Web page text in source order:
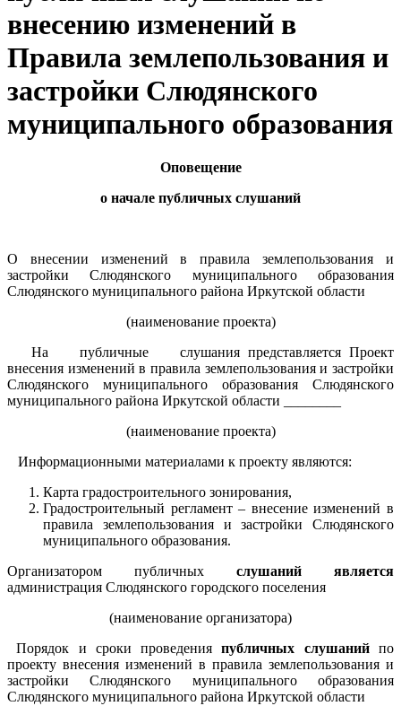
внесению изменений в
Правила землепользования и
застройки Слюдянского
муниципального образования
Оповещение
о начале публичных слушаний
О внесении изменений в правила землепользования и
застройки Слюдянского муниципального образования
Слюдянского муниципального района Иркутской области
(наименование проекта)
На публичные слушания представляется Проект
внесения изменений в правила землепользования и застройки
Слюдянского муниципального образования Слюдянского
муниципального района Иркутской области ________
(наименование проекта)
Информационными материалами к проекту являются:
Карта градостроительного зонирования,
Градостроительный регламент – внесение изменений в
правила землепользования и застройки Слюдянского
муниципального образования.
Организатором публичных слушаний является
администрация Слюдянского городского поселения
(наименование организатора)
Порядок и сроки проведенияпубличных слушанийпо
проекту внесения изменений в правила землепользования и
застройки Слюдянского муниципального образования
Слюдянского муниципального района Иркутской области